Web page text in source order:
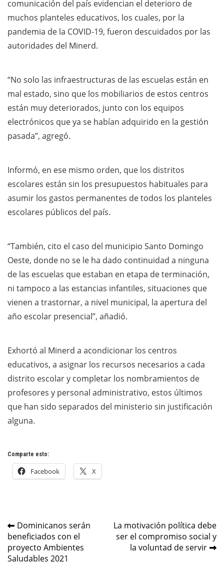
comunicación del país evidencian el deterioro de
muchos planteles educativos, los cuales, por la
pandemia de la COVID-19, fueron descuidados por las
autoridades del Minerd.
“No solo las infraestructuras de las escuelas están en
mal estado, sino que los mobiliarios de estos centros
están muy deteriorados, junto con los equipos
electrónicos que ya se habían adquirido en la gestión
pasada”, agregó.
Informó, en ese mismo orden, que los distritos
escolares están sin los presupuestos habituales para
asumir los gastos permanentes de todos los planteles
escolares públicos del país.
“También, cito el caso del municipio Santo Domingo
Oeste, donde no se le ha dado continuidad a ninguna
de las escuelas que estaban en etapa de terminación,
ni tampoco a las estancias infantiles, situaciones que
vienen a trastornar, a nivel municipal, la apertura del
año escolar presencial”, añadió.
Exhortó al Minerd a acondicionar los centros
educativos, a asignar los recursos necesarios a cada
distrito escolar y completar los nombramientos de
profesores y personal administrativo, estos últimos
que han sido separados del ministerio sin justificación
alguna.
Comparte esto:
Facebook X
Navegación
de
entradas
Dominicanos serán
beneficiados con el
proyecto Ambientes
Saludables 2021
La motivación política debe
ser el compromiso social y
la voluntad de servir